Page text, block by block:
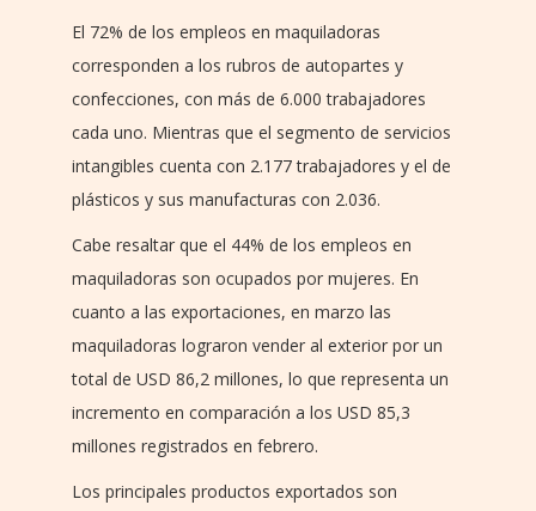
El 72% de los empleos en maquiladoras
corresponden a los rubros de autopartes y
confecciones, con más de 6.000 trabajadores
cada uno. Mientras que el segmento de servicios
intangibles cuenta con 2.177 trabajadores y el de
plásticos y sus manufacturas con 2.036.
Cabe resaltar que el 44% de los empleos en
maquiladoras son ocupados por mujeres. En
cuanto a las exportaciones, en marzo las
maquiladoras lograron vender al exterior por un
total de USD 86,2 millones, lo que representa un
incremento en comparación a los USD 85,3
millones registrados en febrero.
Los principales productos exportados son